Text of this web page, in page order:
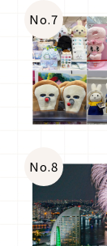
No.7
No.8